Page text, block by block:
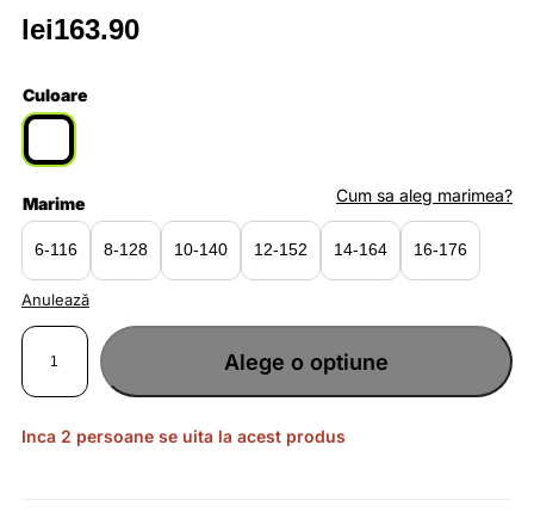
lei163.90
Culoare
Marime
6-116 8-128 10-140 12-152 14-164 16-176
Anulează
Cum sa aleg marimea?
Cantitate
Surfer
alb,
confortabil
cu
protecție
Alege o optiune
Inca 2 persoane se uita la acest produs